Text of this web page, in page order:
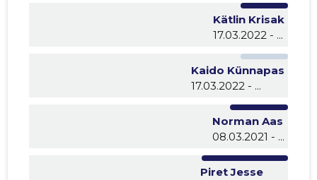
Kätlin Krisak
17.03.2022 - ...
Kaido Künnapas
17.03.2022 - ...
Norman Aas
08.03.2021 - ...
Piret Jesse